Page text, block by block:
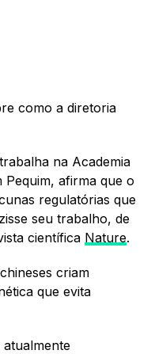
como a diretoria
na Academia
Pequim, afirma que o
regulatórias que
seu trabalho, de
científica Nature.
criam
que evita
atualmente